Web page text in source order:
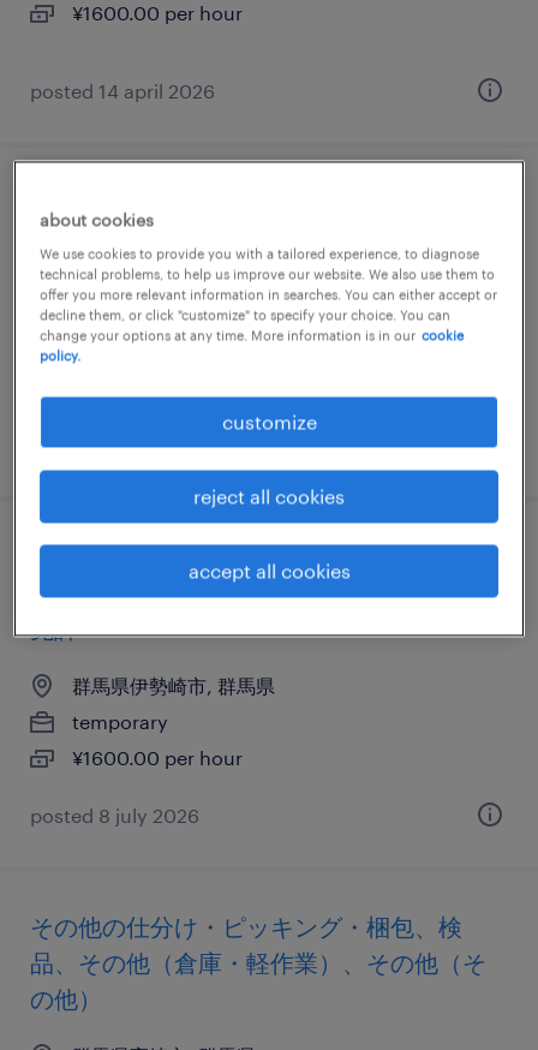
¥1600.00 per hour
posted 14 april 2026
群馬県沼田市, 群馬県
temporary
¥1350.00 per hour
posted 2 july 2026
物流・ロジスティクスの個配・宅配・ルー
ト・配送、中型トラック、中型免許、大型
免許
群馬県伊勢崎市, 群馬県
temporary
¥1600.00 per hour
posted 8 july 2026
その他の仕分け・ピッキング・梱包、検
品、その他（倉庫・軽作業）、その他（そ
の他）
about cookies
We use cookies to provide you with a tailored experience, to diagnose
technical problems, to help us improve our website. We also use them to
offer you more relevant information in searches. You can either accept or
decline them, or click "customize" to specify your choice. You can
change your options at any time. More information is in our cookie
policy.
customize
reject all cookies
accept all cookies